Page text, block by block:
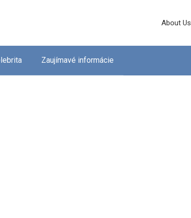
About Us
Zaujímavé informácie